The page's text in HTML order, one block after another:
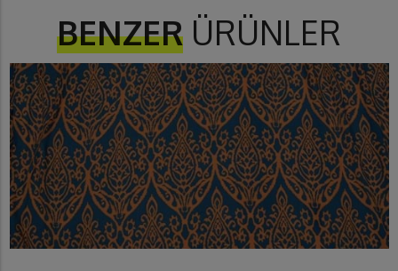
BENZER ÜRÜNLER